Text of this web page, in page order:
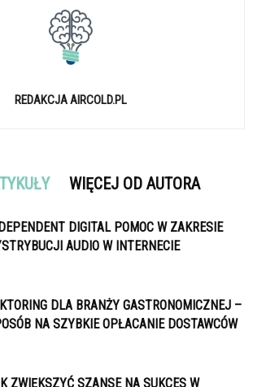
REDAKCJA AIRCOLD.PL
WIĘCEJ OD AUTORA
DIGITAL POMOC W ZAKRESIE
AUDIO W INTERNECIE
DLA BRANŻY GASTRONOMICZNEJ –
NA SZYBKIE OPŁACANIE DOSTAWCÓW
ZWIĘKSZYĆ SZANSE NA SUKCES W